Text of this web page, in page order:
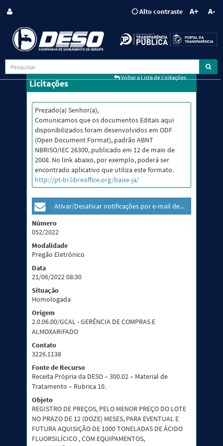
Alto contraste A+ A-
Licitações
Voltar a Lista de Licitações
Prezado(a) Senhor(a),
Comunicamos que os documentos Editais aqui
disponibilizados foram desenvolvidos em ODF
(Open Document Format), padrão ABNT
NBRISO/IEC 26300, publicado em 12 de maio de
2008. No link abaixo, por exemplo, poderá ser
encontrado aplicativo que utiliza este formato.
http://pt-br.libreoffice.org/baixe-ja/
Ativar/Desativar notificações por e-mail dessa licitação
Número
052/2022
Modalidade
Pregão Eletrônico
Data
21/06/2022 08:30
Situação
Homologada
Origem
2.0.06.00/GCAL - GERÊNCIA DE COMPRAS E
ALMOXARIFADO
Contato
3226.1138
Fonte de Recurso
Receita Própria da DESO – 300.02 – Material de
Tratamento – Rubrica 10.
Objeto
REGISTRO DE PREÇOS, PELO MENOR PREÇO DO LOTE
NO PRAZO DE 12 (DOZE) MESES, PARA EVENTUAL E
FUTURA AQUISIÇÃO DE 1000 TONELADAS DE ÁCIDO
FLUORSILÍCICO , COM EQUIPAMENTOS,